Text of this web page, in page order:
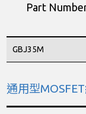
Part
GBJ35M
通用型